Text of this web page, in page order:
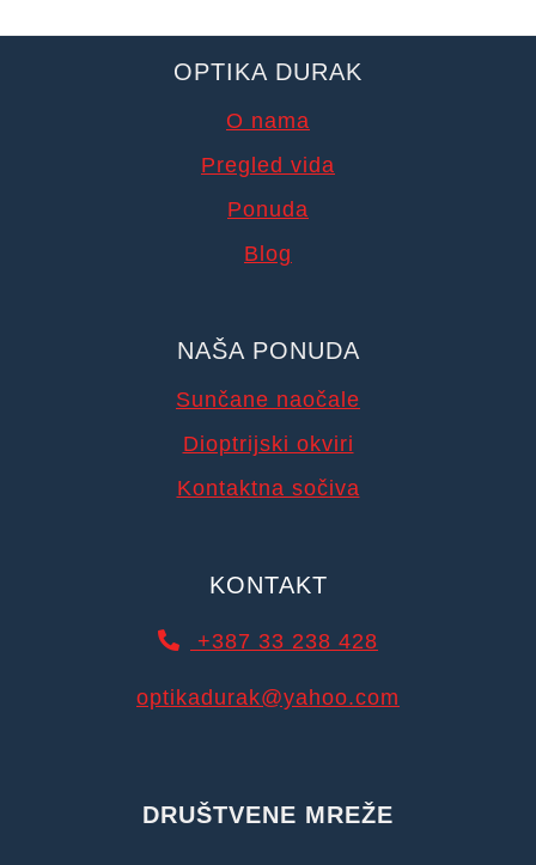
OPTIKA DURAK
O nama
Pregled vida
Ponuda
Blog
NAŠA PONUDA
Sunčane naočale
Dioptrijski okviri
Kontaktna sočiva
KONTAKT
+387 33 238 428
optikadurak@yahoo.com
DRUŠTVENE MREŽE